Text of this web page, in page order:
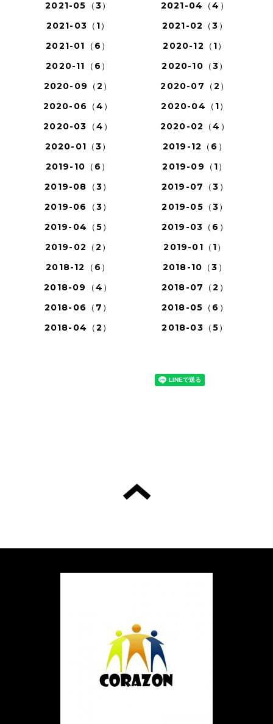
2021-05（3）
2021-04（4）
2021-03（1）
2021-02（3）
2021-01（6）
2020-12（1）
2020-11（6）
2020-10（3）
2020-09（2）
2020-07（2）
2020-06（4）
2020-04（1）
2020-03（4）
2020-02（4）
2020-01（3）
2019-12（6）
2019-10（6）
2019-09（1）
2019-08（3）
2019-07（3）
2019-06（3）
2019-05（3）
2019-04（5）
2019-03（6）
2019-02（2）
2019-01（1）
2018-12（6）
2018-10（3）
2018-09（4）
2018-07（2）
2018-06（7）
2018-05（6）
2018-04（2）
2018-03（5）